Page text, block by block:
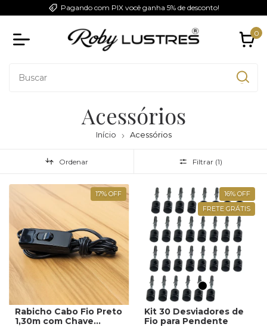
Pagando com PIX você ganha 5% de desconto!
0
Acessórios
Início Acessórios
Ordenar Filtrar (1)
17% OFF
Rabicho Cabo Fio Preto
1,30m com Chave
16% OFF
FRETE GRÁTIS
Kit 30 Desviadores de
Fio para Pendente